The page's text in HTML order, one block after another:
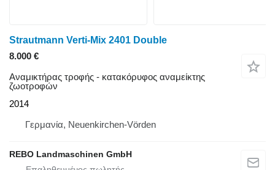
Strautmann Verti-Mix 2401 Double
8.000 €
Αναμικτήρας τροφής - κατακόρυφος αναμείκτης
ζωοτροφών
2014
Γερμανία, Neuenkirchen-Vörden
REBO Landmaschinen GmbH